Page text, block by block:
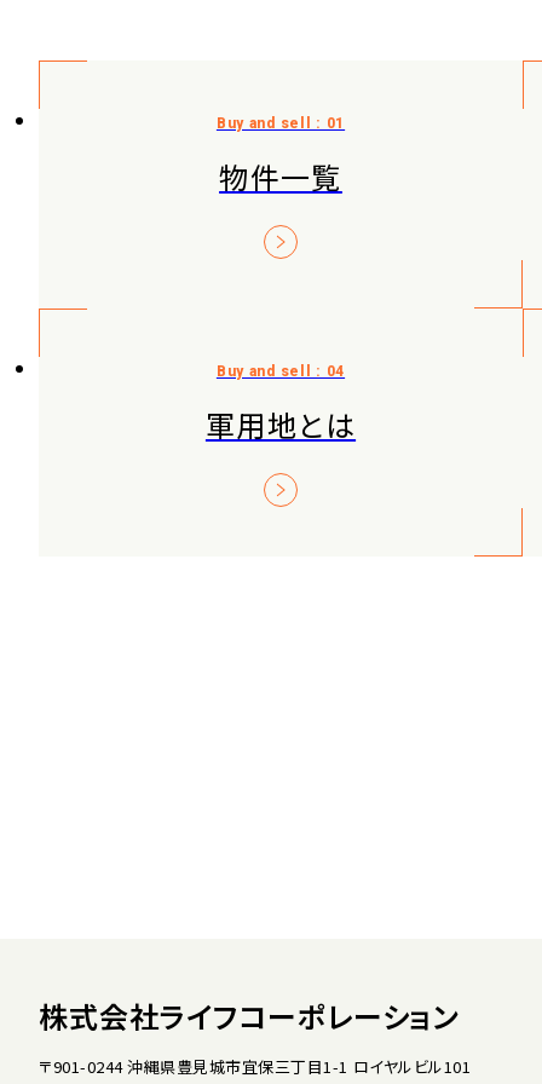
物件一覧
軍用地とは
株式会社ライフコーポレーション
〒901-0244 沖縄県豊見城市宜保三丁目1-1 ロイヤルビル101